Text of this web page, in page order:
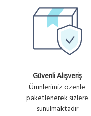
Mikrotik Q-
module
150m 850nm
WN-QSFP-
xSFP+ 10Gbit
Attach Cable )
Güvenli Alışveriş
Ürünlerimiz özenle
paketlenerek sizlere
sunulmaktadır